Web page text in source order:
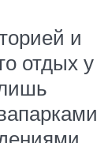
и
отдых у